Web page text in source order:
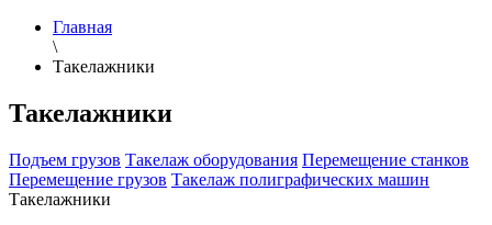
Главная
\
Такелажники
Такелажники
Подъем грузов Такелаж оборудования Перемещение станков
Перемещение грузов Такелаж полиграфических машин
Такелажники